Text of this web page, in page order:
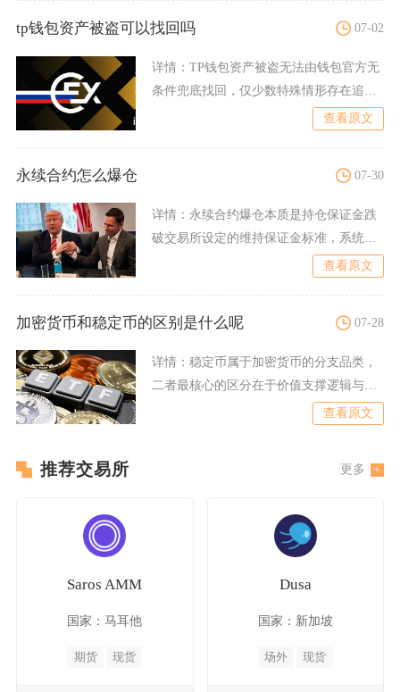
tp钱包资产被盗可以找回吗 07-02
详情： TP钱包资产被盗无法由钱包官方无
条件兜底找回，仅少数特殊情形存在追回
查看原文
永续合约怎么爆仓 07-30
详情： 永续合约爆仓本质是持仓保证金跌
破交易所设定的维持保证金标准，系统自
查看原文
加密货币和稳定币的区别是什么呢 07-28
详情： 稳定币属于加密货币的分支品类，
二者最核心的区分在于价值支撑逻辑与价
查看原文
推荐交易所 更多
Saros AMM
国家：马耳他
期货 现货
Dusa
国家：新加坡
场外 现货